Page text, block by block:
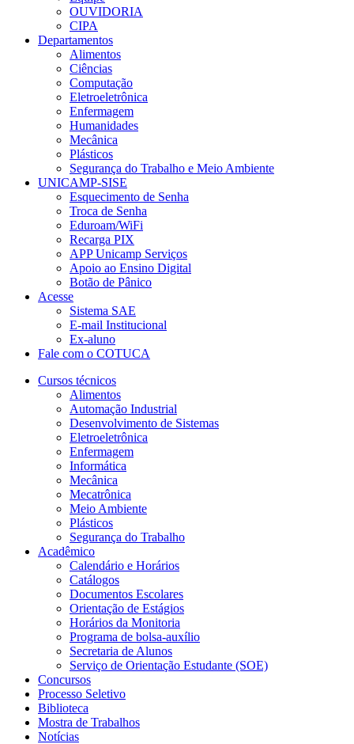
OUVIDORIA
CIPA
Departamentos
Alimentos
Ciências
Computação
Eletroeletrônica
Enfermagem
Humanidades
Mecânica
Plásticos
Segurança do Trabalho e Meio Ambiente
UNICAMP-SISE
Esquecimento de Senha
Troca de Senha
Eduroam/WiFi
Recarga PIX
APP Unicamp Serviços
Apoio ao Ensino Digital
Botão de Pânico
Acesse
Sistema SAE
E-mail Institucional
Ex-aluno
Fale com o COTUCA
Cursos técnicos
Alimentos
Automação Industrial
Desenvolvimento de Sistemas
Eletroeletrônica
Enfermagem
Informática
Mecânica
Mecatrônica
Meio Ambiente
Plásticos
Segurança do Trabalho
Acadêmico
Calendário e Horários
Catálogos
Documentos Escolares
Orientação de Estágios
Horários da Monitoria
Programa de bolsa-auxílio
Secretaria de Alunos
Serviço de Orientação Estudante (SOE)
Concursos
Processo Seletivo
Biblioteca
Mostra de Trabalhos
Notícias